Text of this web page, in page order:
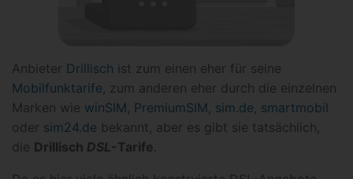
Anbieter Drillisch ist zum einen eher für seine
Mobilfunktarife, zum anderen eher durch die einzelnen
Marken wie winSIM, PremiumSIM, sim.de, smartmobil
oder sim24.de bekannt, aber es gibt sie tatsächlich,
die Drillisch DSL-Tarife.